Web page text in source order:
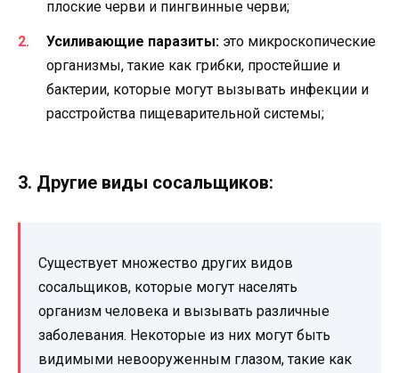
плоские черви и пингвинные черви;
Усиливающие паразиты: это микроскопические
организмы, такие как грибки, простейшие и
бактерии, которые могут вызывать инфекции и
расстройства пищеварительной системы;
3. Другие виды сосальщиков:
Существует множество других видов
сосальщиков, которые могут населять
организм человека и вызывать различные
заболевания. Некоторые из них могут быть
видимыми невооруженным глазом, такие как